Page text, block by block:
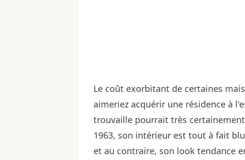
Le coût exorbitant de certaines
aimeriez acquérir une résidence à
trouvaille pourrait très
1963, son intérieur est tout à fait
et au contraire, son look tendance